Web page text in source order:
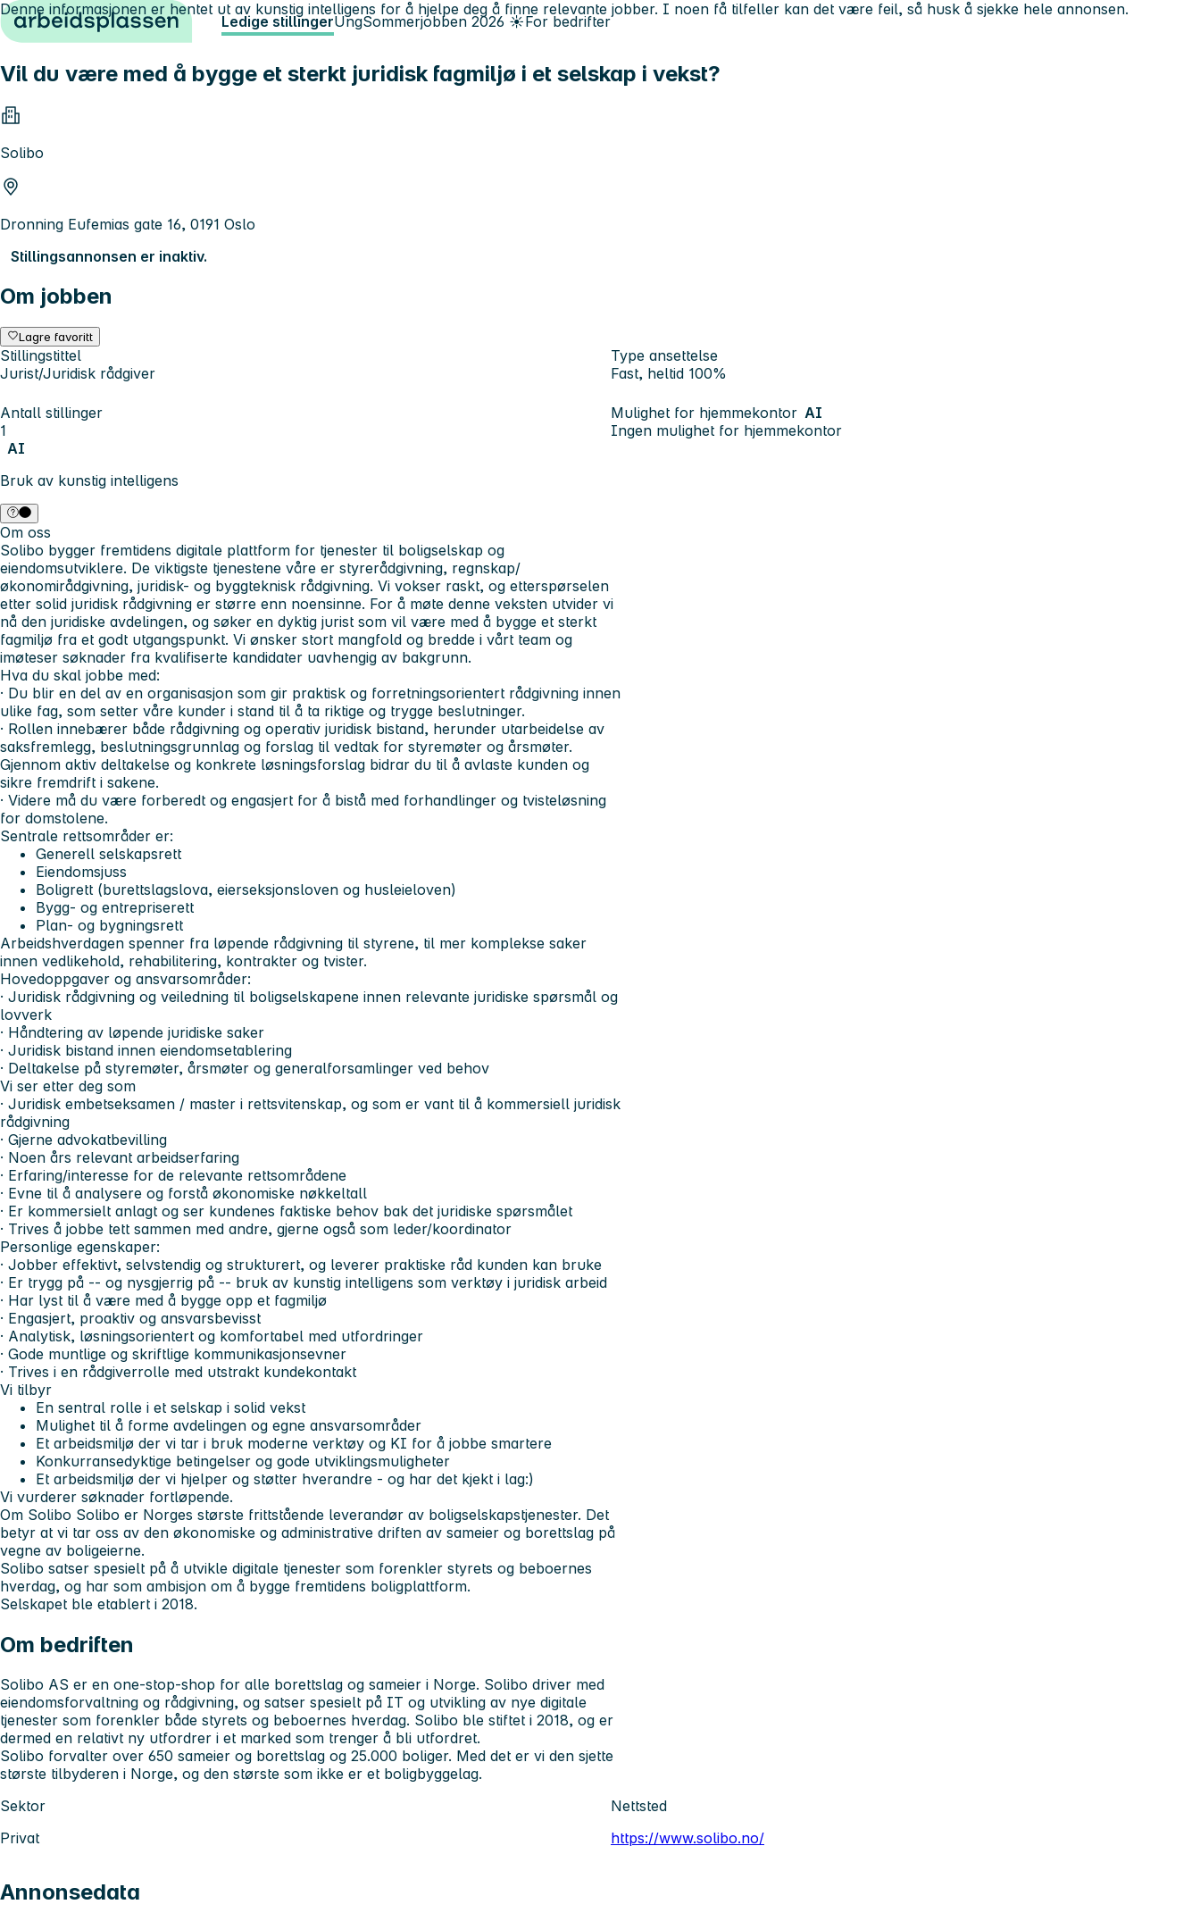
Hopp til innhold Ledige stillingerUngSommerjobben 2026 ☀️For bedrifter
Vil du være med å bygge et sterkt juridisk fagmiljø i et selskap i vekst?
Solibo
Dronning Eufemias gate 16, 0191 Oslo
Stillingsannonsen er inaktiv.
Om jobben
Lagre favoritt
Stillingstittel
Jurist/Juridisk rådgiver
Type ansettelse
Fast, heltid 100%
Antall stillinger
1
Mulighet for hjemmekontor AI
Ingen mulighet for hjemmekontor
AI
Bruk av kunstig intelligens
Denne informasjonen er hentet ut av kunstig intelligens for å hjelpe deg å finne relevante jobber. I noen få tilfeller kan det være feil, så husk å sjekke hele annonsen.
Om oss
Solibo bygger fremtidens digitale plattform for tjenester til boligselskap og
eiendomsutviklere. De viktigste tjenestene våre er styrerådgivning, regnskap/
økonomirådgivning, juridisk- og byggteknisk rådgivning. Vi vokser raskt, og etterspørselen
etter solid juridisk rådgivning er større enn noensinne. For å møte denne veksten utvider vi
nå den juridiske avdelingen, og søker en dyktig jurist som vil være med å bygge et sterkt
fagmiljø fra et godt utgangspunkt. Vi ønsker stort mangfold og bredde i vårt team og
imøteser søknader fra kvalifiserte kandidater uavhengig av bakgrunn.
Hva du skal jobbe med:
· Du blir en del av en organisasjon som gir praktisk og forretningsorientert rådgivning innen
ulike fag, som setter våre kunder i stand til å ta riktige og trygge beslutninger.
· Rollen innebærer både rådgivning og operativ juridisk bistand, herunder utarbeidelse av
saksfremlegg, beslutningsgrunnlag og forslag til vedtak for styremøter og årsmøter.
Gjennom aktiv deltakelse og konkrete løsningsforslag bidrar du til å avlaste kunden og
sikre fremdrift i sakene.
· Videre må du være forberedt og engasjert for å bistå med forhandlinger og tvisteløsning
for domstolene.
Sentrale rettsområder er:
Generell selskapsrett
Eiendomsjuss
Boligrett (burettslagslova, eierseksjonsloven og husleieloven)
Bygg- og entrepriserett
Plan- og bygningsrett
Arbeidshverdagen spenner fra løpende rådgivning til styrene, til mer komplekse saker
innen vedlikehold, rehabilitering, kontrakter og tvister.
Hovedoppgaver og ansvarsområder:
· Juridisk rådgivning og veiledning til boligselskapene innen relevante juridiske spørsmål og
lovverk
· Håndtering av løpende juridiske saker
· Juridisk bistand innen eiendomsetablering
· Deltakelse på styremøter, årsmøter og generalforsamlinger ved behov
Vi ser etter deg som
· Juridisk embetseksamen / master i rettsvitenskap, og som er vant til å kommersiell juridisk
rådgivning
· Gjerne advokatbevilling
· Noen års relevant arbeidserfaring
· Erfaring/interesse for de relevante rettsområdene
· Evne til å analysere og forstå økonomiske nøkkeltall
· Er kommersielt anlagt og ser kundenes faktiske behov bak det juridiske spørsmålet
· Trives å jobbe tett sammen med andre, gjerne også som leder/koordinator
Personlige egenskaper:
· Jobber effektivt, selvstendig og strukturert, og leverer praktiske råd kunden kan bruke
· Er trygg på -- og nysgjerrig på -- bruk av kunstig intelligens som verktøy i juridisk arbeid
· Har lyst til å være med å bygge opp et fagmiljø
· Engasjert, proaktiv og ansvarsbevisst
· Analytisk, løsningsorientert og komfortabel med utfordringer
· Gode muntlige og skriftlige kommunikasjonsevner
· Trives i en rådgiverrolle med utstrakt kundekontakt
Vi tilbyr
En sentral rolle i et selskap i solid vekst
Mulighet til å forme avdelingen og egne ansvarsområder
Et arbeidsmiljø der vi tar i bruk moderne verktøy og KI for å jobbe smartere
Konkurransedyktige betingelser og gode utviklingsmuligheter
Et arbeidsmiljø der vi hjelper og støtter hverandre - og har det kjekt i lag:)
Vi vurderer søknader fortløpende.
Om Solibo Solibo er Norges største frittstående leverandør av boligselskapstjenester. Det
betyr at vi tar oss av den økonomiske og administrative driften av sameier og borettslag på
vegne av boligeierne.
Solibo satser spesielt på å utvikle digitale tjenester som forenkler styrets og beboernes
hverdag, og har som ambisjon om å bygge fremtidens boligplattform.
Selskapet ble etablert i 2018.
Om bedriften
Solibo AS er en one-stop-shop for alle borettslag og sameier i Norge. Solibo driver med
eiendomsforvaltning og rådgivning, og satser spesielt på IT og utvikling av nye digitale
tjenester som forenkler både styrets og beboernes hverdag. Solibo ble stiftet i 2018, og er
dermed en relativt ny utfordrer i et marked som trenger å bli utfordret.
Solibo forvalter over 650 sameier og borettslag og 25.000 boliger. Med det er vi den sjette
største tilbyderen i Norge, og den største som ikke er et boligbyggelag.
Sektor
Privat
Nettsted
https://www.solibo.no/
Annonsedata